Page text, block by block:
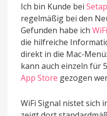
Ich bin Kunde bei
regelmäßig bei den
Gefunden habe ich
die hilfreiche
direkt in die Mac-
kann auch einzeln für
App Store gezogen
WiFi Signal nistet sich